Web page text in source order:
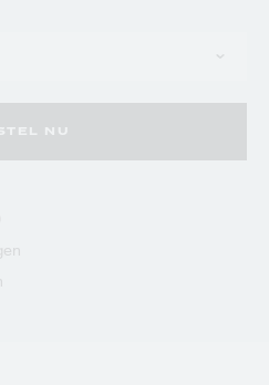
NU